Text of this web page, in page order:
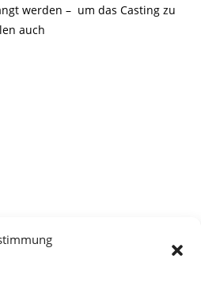
werden – um das Casting zu
auch